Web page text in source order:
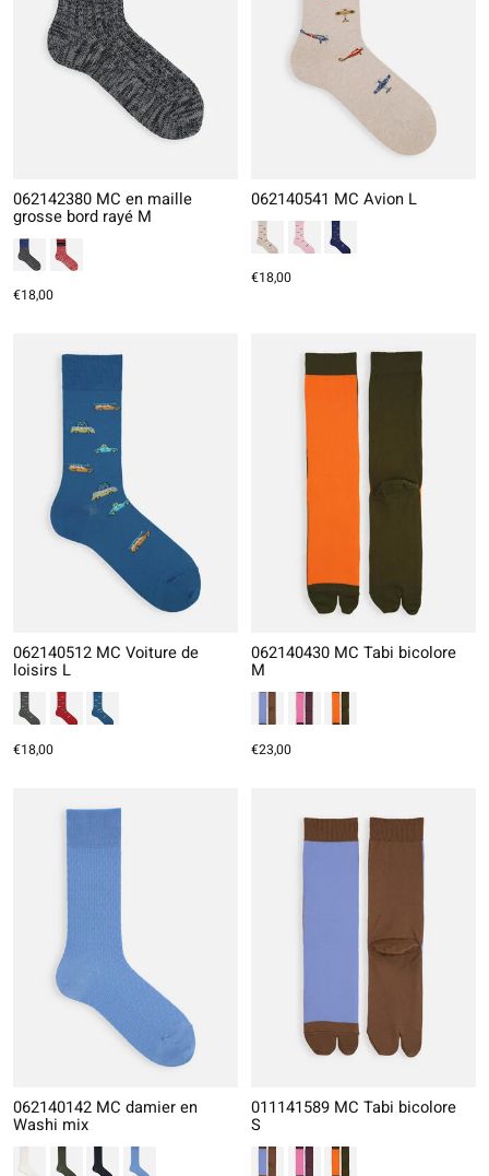
062142380 MC en maille
grosse bord rayé M
€18,00
062140541 MC Avion L
€18,00
062140512 MC Voiture de
loisirs L
€18,00
062140430 MC Tabi bicolore
M
€23,00
062140142 MC damier en
Washi mix
011141589 MC Tabi bicolore
S